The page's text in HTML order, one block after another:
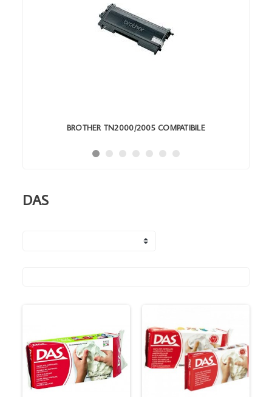
BROTHER TN2000/2005 COMPATIBILE
DAS